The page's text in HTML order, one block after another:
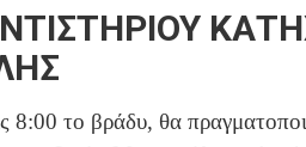
8:00 το βράδυ, θα